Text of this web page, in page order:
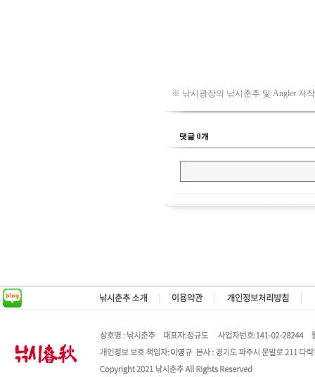
※ 낚시광장의 낚시춘추 및 Angler 저
댓글 0개